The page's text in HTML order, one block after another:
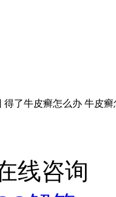
得了牛皮癣怎么办 牛皮癣
线咨询